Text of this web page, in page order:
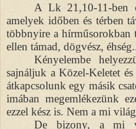
A Lk 21,10-11-ben
amelyek időben és térben
többnyire a hírműsorokban
ellen támad, dögvész,
Kényelembe
sajnáljuk a Közel-Keletet
átkapcsolunk egy másik
imában megemlékezünk
ezzel kész is. Nem a mi
De bizony, a mi